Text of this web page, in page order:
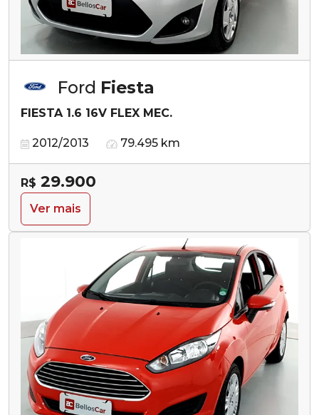
Ford Fiesta
FIESTA 1.6 16V FLEX MEC.
2012/2013 79.495 km
R$ 29.900
Ver mais